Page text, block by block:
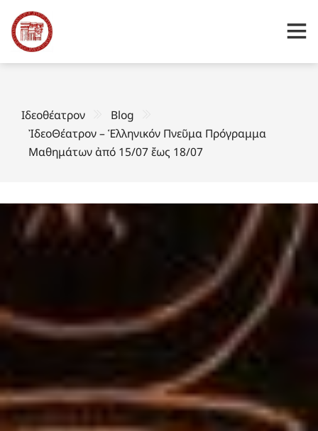
Ιδεοθέατρον
Blog
ἸδεοΘέατρον – Ἑλληνικόν Πνεῦμα Πρόγραμμα
Μαθημάτων ἀπό 15/07 ἔως 18/07